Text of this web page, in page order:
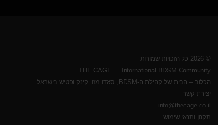
© 2026 כל הזכויות שמורות
THE CAGE — International BDSM Community
הכלוב – הבית של קהילת ה-BDSM, סאדו מזו, קינק ופטיש בישראל
יצירת קשר
info@thecage.co.il
תקנון ותנאי שימוש